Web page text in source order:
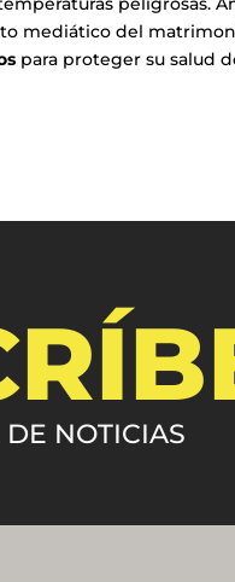
mediático del
para proteger su salud
NOTICIAS